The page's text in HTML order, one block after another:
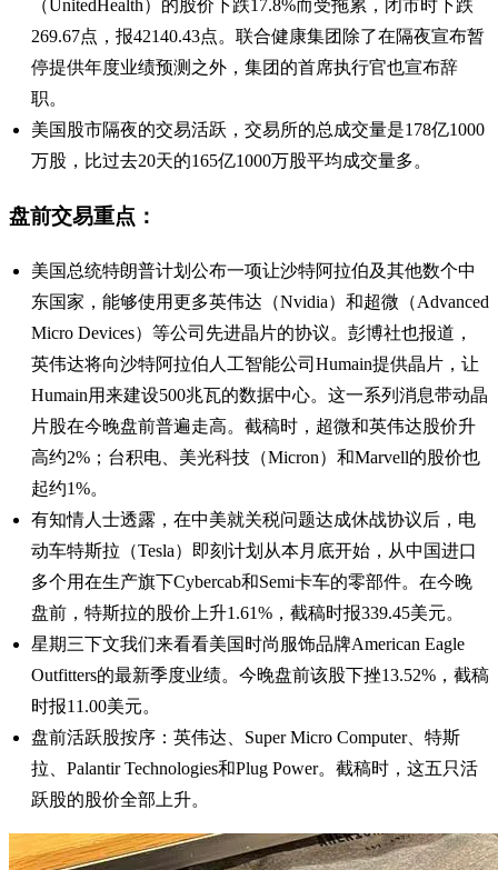
（UnitedHealth）的股价下跌17.8%而受拖累，闭市时下跌
269.67点，报42140.43点。联合健康集团除了在隔夜宣布暂
停提供年度业绩预测之外，集团的首席执行官也宣布辞
职。
美国股市隔夜的交易活跃，交易所的总成交量是178亿1000
万股，比过去20天的165亿1000万股平均成交量多。
盘前交易重点：
美国总统特朗普计划公布一项让沙特阿拉伯及其他数个中
东国家，能够使用更多英伟达（Nvidia）和超微（Advanced
Micro Devices）等公司先进晶片的协议。彭博社也报道，
英伟达将向沙特阿拉伯人工智能公司Humain提供晶片，让
Humain用来建设500兆瓦的数据中心。这一系列消息带动晶
片股在今晚盘前普遍走高。截稿时，超微和英伟达股价升
高约2%；台积电、美光科技（Micron）和Marvell的股价也
起约1%。
有知情人士透露，在中美就关税问题达成休战协议后，电
动车特斯拉（Tesla）即刻计划从本月底开始，从中国进口
多个用在生产旗下Cyber​​cab和Semi卡车的零部件。在今晚
盘前，特斯拉的股价上升1.61%，截稿时报339.45美元。
星期三下文我们来看看美国时尚服饰品牌American Eagle
Outfitters的最新季度业绩。今晚盘前该股下挫13.52%，截稿
时报11.00美元。
盘前活跃股按序：英伟达、Super Micro Computer、特斯
拉、Palantir Technologies和Plug Power。截稿时，这五只活
跃股的股价全部上升。